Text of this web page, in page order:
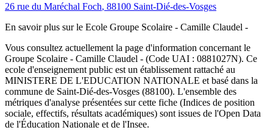
26 rue du Maréchal Foch, 88100 Saint-Dié-des-Vosges
En savoir plus sur le Ecole Groupe Scolaire - Camille Claudel -
Vous consultez actuellement la page d'information concernant le
Groupe Scolaire - Camille Claudel - (Code UAI : 0881027N). Ce
ecole d'enseignement public est un établissement rattaché au
MINISTERE DE L'EDUCATION NATIONALE et basé dans la
commune de Saint-Dié-des-Vosges (88100). L'ensemble des
métriques d'analyse présentées sur cette fiche (Indices de position
sociale, effectifs, résultats académiques) sont issues de l'Open Data
de l'Éducation Nationale et de l'Insee.